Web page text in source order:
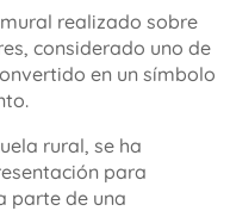
realizado sobre
considerado uno de
en un símbolo
rural, se ha
para
parte de una